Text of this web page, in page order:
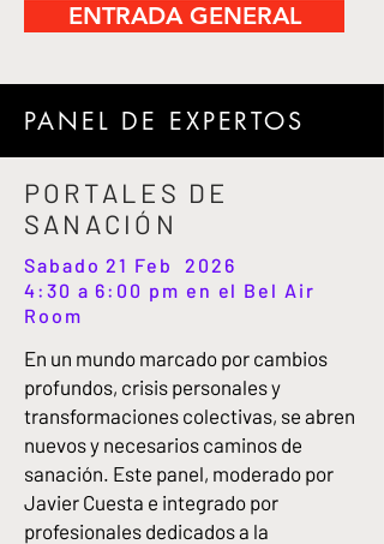
ENTRADA GENERAL
PANEL DE EXPERTOS
PORTALES DE
SANACIÓN
Sabado 21 Feb 2026
4:30 a 6:00 pm en el Bel Air
Room
En un mundo marcado por cambios
profundos, crisis personales y
transformaciones colectivas, se abren
nuevos y necesarios caminos de
sanación. Este panel, moderado por
Javier Cuesta e integrado por
profesionales dedicados a la